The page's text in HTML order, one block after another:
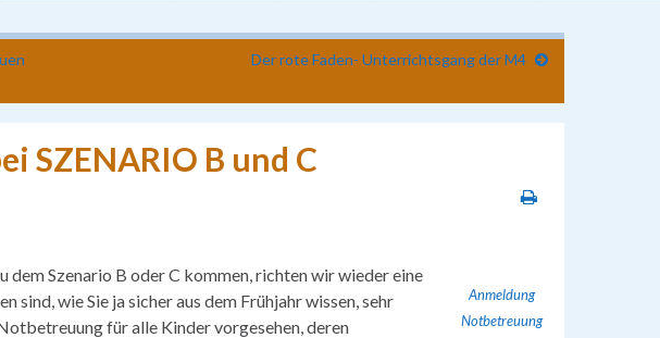
Der rote Faden- Unterrichtsgang der M4
SZENARIO B und C
Anmeldung
Notbetreuung
dem Szenario B oder C kommen, richten wir wieder eine
sind, wie Sie ja sicher aus dem Frühjahr wissen, sehr
für alle Kinder vorgesehen, deren